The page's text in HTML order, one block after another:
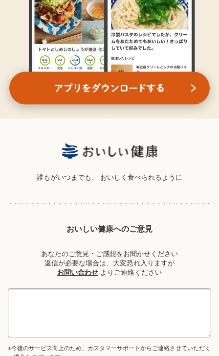
誰もがいつまでも、 おいしく食べられるように
おいしい健康へのご意見
あなたのご意見・ご感想をお聞かせください
返信が必要な場合は、大変恐れ入りますが
お問い合わせ よりご連絡ください
※今後のサービス向上のため、カスタマーサポートからご連絡させていただく